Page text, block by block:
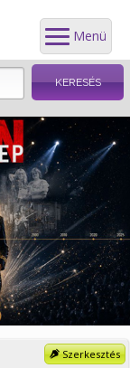
Menü
Szerkesztés